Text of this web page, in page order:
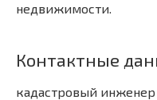
недвижимости.
Контактные
кадастровый инженер